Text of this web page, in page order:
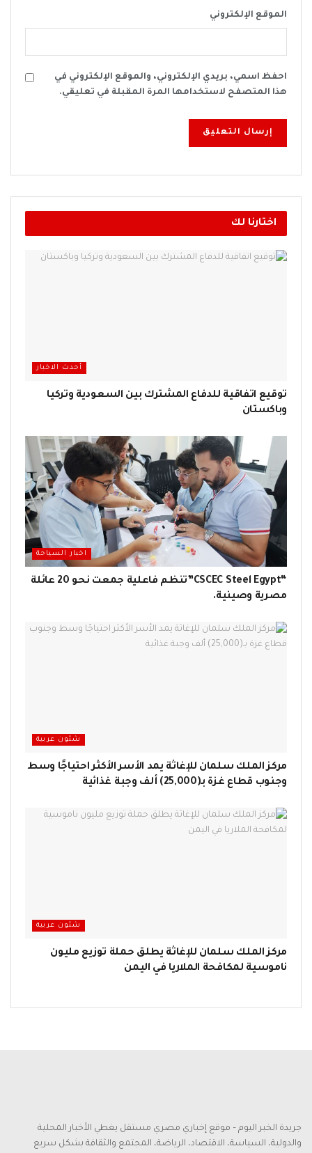
الموقع الإلكتروني
احفظ اسمي، بريدي الإلكتروني، والموقع الإلكتروني في
هذا المتصفح لاستخدامها المرة المقبلة في تعليقي.
اختارنا لك
أحدث الاخبار
توقيع اتفاقية للدفاع المشترك بين السعودية وتركيا
وباكستان
اخبار السياحة
“CSCEC Steel Egypt”تنظم فاعلية جمعت نحو 20 عائلة
مصرية وصينية.
شئون عربية
مركز الملك سلمان للإغاثة يمد الأسر الأكثر احتياجًا وسط
وجنوب قطاع غزة بـ(25,000) ألف وجبة غذائية
شئون عربية
مركز الملك سلمان للإغاثة يطلق حملة توزيع مليون
ناموسية لمكافحة الملاريا في اليمن
جريدة الخبر اليوم – موقع إخباري مصري مستقل يغطي الأخبار المحلية
والدولية، السياسة، الاقتصاد، الرياضة، المجتمع والثقافة بشكل سريع